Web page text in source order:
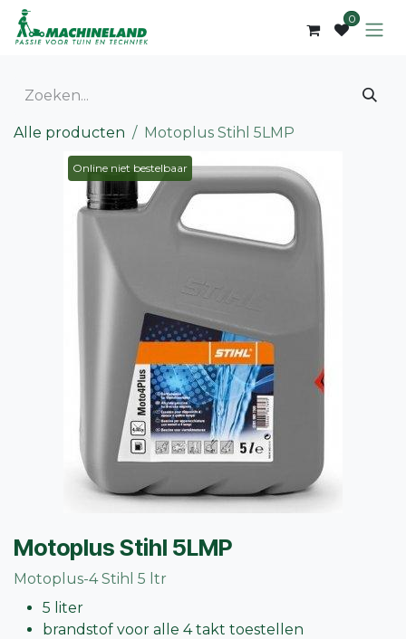
Overslaan naar inhoud
0
Alle producten Motoplus Stihl 5LMP
Online niet bestelbaar
Motoplus Stihl 5LMP
Motoplus-4 Stihl 5 ltr
5 liter
brandstof voor alle 4 takt toestellen